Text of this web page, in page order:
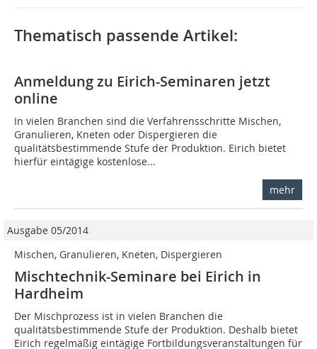
Thematisch passende Artikel:
Anmeldung zu Eirich-Seminaren jetzt
online
In vielen Branchen sind die Verfahrensschritte Mischen,
Granulieren, Kneten oder Dispergieren die
qualitätsbestimmende Stufe der Produktion. Eirich bietet
hierfür eintägige kostenlose...
mehr
Ausgabe 05/2014
Mischen, Granulieren, Kneten, Dispergieren
Mischtechnik-Seminare bei Eirich in
Hardheim
Der Mischprozess ist in vielen Branchen die
qualitätsbestimmende Stufe der Produktion. Deshalb bietet
Eirich regelmäßig eintägige Fortbildungsveranstaltungen für